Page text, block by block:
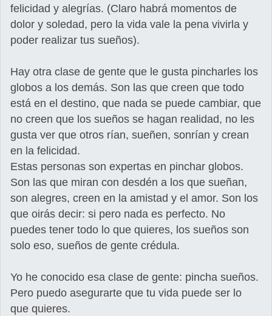
felicidad y alegrías. (Claro habrá momentos de
dolor y soledad, pero la vida vale la pena vivirla y
poder realizar tus sueños).
Hay otra clase de gente que le gusta pincharles los
globos a los demás. Son las que creen que todo
está en el destino, que nada se puede cambiar, que
no creen que los sueños se hagan realidad, no les
gusta ver que otros rían, sueñen, sonrían y crean
en la felicidad.
Estas personas son expertas en pinchar globos.
Son las que miran con desdén a los que sueñan,
son alegres, creen en la amistad y el amor. Son los
que oirás decir: si pero nada es perfecto. No
puedes tener todo lo que quieres, los sueños son
solo eso, sueños de gente crédula.
Yo he conocido esa clase de gente: pincha sueños.
Pero puedo asegurarte que tu vida puede ser lo
que quieres.